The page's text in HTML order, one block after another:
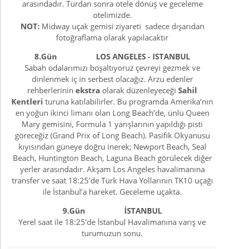
arasındadır. Turdan sonra otele dönüş ve geceleme
otelimizde.
NOT:Midway uçak gemisi ziyareti sadece dışarıdan
fotoğraflama olarak yapılacaktır
8.Gün LOS ANGELES - ISTANBUL
Sabah odalarımızı boşaltıyoruz çevreyi gezmek ve
dinlenmek iç in serbest olacağız. Arzu edenler
rehberlerinin ekstra olarak düzenleyeceği Sahil
Kentleri turuna katılabilirler. Bu programda Amerika’nın
en yoğun ikinci limanı olan Long Beach’de, ünlü Queen
Mary gemisini, Formula 1 yarışlarının yapıldığı pisti
göreceğiz (Grand Prix of Long Beach). Pasifik Okyanusu
kıyısından güneye doğru inerek; Newport Beach, Seal
Beach, Huntington Beach, Laguna Beach görülecek diğer
yerler arasındadır. Akşam Los Angeles havalimanına
transfer ve saat 18:25’de Türk Hava Yollarının TK10 uçağı
ile İstanbul’a hareket. Geceleme uçakta.
9.Gün İSTANBUL
Yerel saat ile 18:25’de İstanbul Havalimanına varış ve
turumuzun sonu.